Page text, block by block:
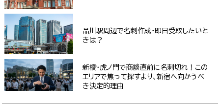
品川駅周辺で名刺作成・即日受取したいと
きは？
新橋・虎ノ門で商談直前に名刺切れ！この
エリアで焦って探すより、新宿へ向かうべ
き決定的理由